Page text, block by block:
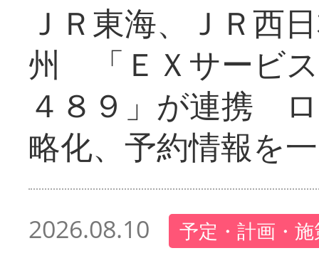
ＪＲ東海、ＪＲ西
州 「ＥＸサービ
４８９」が連携
略化、予約情報を
2026.08.10 予定・計画・